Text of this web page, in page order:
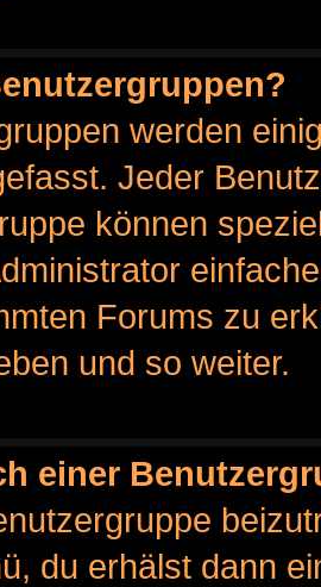
werden
Jeder
können
Forums zu
und so weiter.
einer
du erhälst dann